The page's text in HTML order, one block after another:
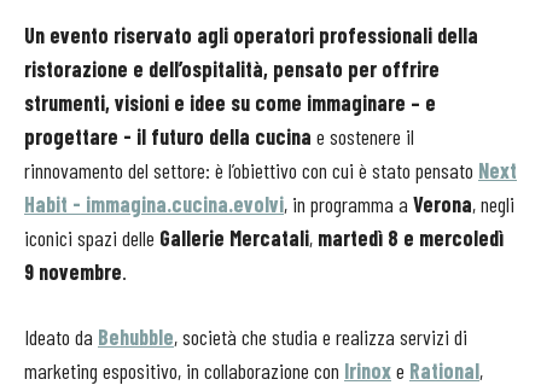
Un evento riservato agli operatori professionali della
ristorazione e dell’ospitalità, pensato per offrire
strumenti, visioni e idee su come immaginare – e
progettare - il futuro della cucina e sostenere il
rinnovamento del settore: è l’obiettivo con cui è stato pensato Next
Habit - immagina.cucina.evolvi, in programma a Verona, negli
iconici spazi delle Gallerie Mercatali, martedì 8 e mercoledì
9 novembre.
Ideato da Behubble, società che studia e realizza servizi di
marketing espositivo, in collaborazione con Irinoxe Rational,